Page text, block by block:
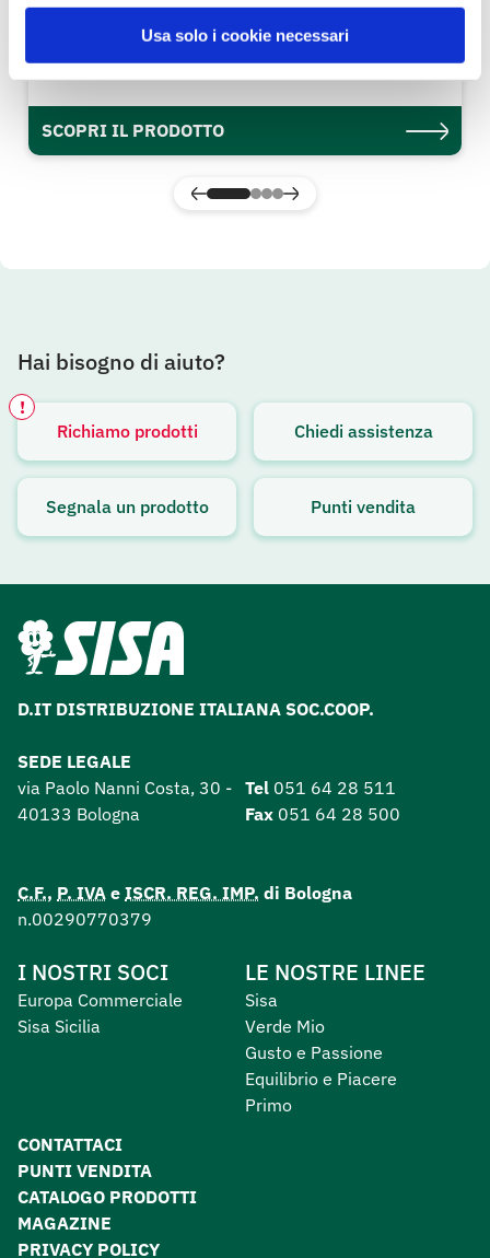
Usa solo i cookie necessari
SCOPRI IL PRODOTTO
Hai bisogno di aiuto?
Richiamo prodotti
!
Avviso attivo
Chiedi assistenza
Segnala un prodotto Punti vendita
D.IT DISTRIBUZIONE ITALIANA SOC.COOP.
SEDE LEGALE
via Paolo Nanni Costa, 30 -
40133 Bologna
Tel 051 64 28 511
Fax 051 64 28 500
C.F., P. IVA e ISCR. REG. IMP. di Bologna
n.00290770379
I NOSTRI SOCI
Europa Commerciale
Sisa Sicilia
LE NOSTRE LINEE
Sisa
Verde Mio
Gusto e Passione
Equilibrio e Piacere
Primo
CONTATTACI
PUNTI VENDITA
CATALOGO PRODOTTI
MAGAZINE
PRIVACY POLICY